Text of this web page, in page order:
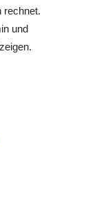
rechnet.
und